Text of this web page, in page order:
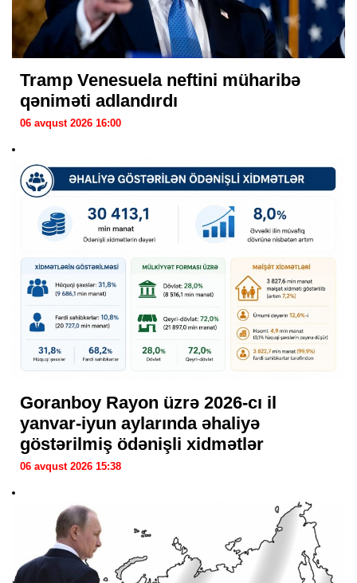
Tramp Venesuela neftini müharibə
qəniməti adlandırdı
06 avqust 2026 16:00
Goranboy Rayon üzrə 2026-cı il
yanvar-iyun aylarında əhaliyə
göstərilmiş ödənişli xidmətlər
06 avqust 2026 15:38